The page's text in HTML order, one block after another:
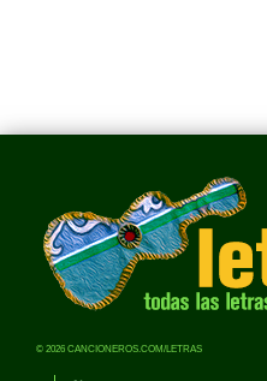
© 2026 CANCIONEROS.COM/LETRAS